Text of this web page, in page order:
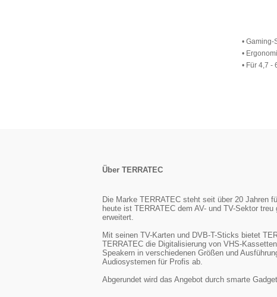
•
•
• Für 4,7 -
Über TERRATEC
Die Marke TERRATEC steht seit über 20 Jahren
heute ist TERRATEC dem AV- und TV-Sektor
erweitert.
Mit seinen TV-Karten und DVB-T-Sticks bietet
TERRATEC die Digitalisierung von VHS-
Speakern in verschiedenen Größen und
Audiosystemen für Profis ab.
Abgerundet wird das Angebot durch smarte